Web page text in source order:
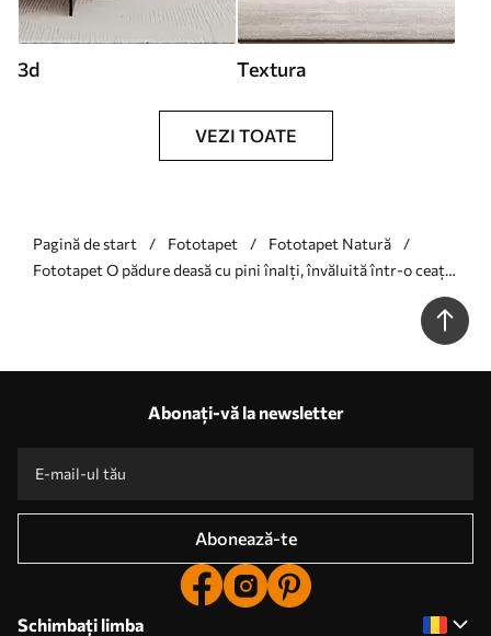
3d Textura
VEZI TOATE
Pagină de start Fototapet
Fototapet Natură
Fototapet O pădure deasă cu pini înalți, învăluită într-o ceață
Abonați-vă la newsletter
Abonează-te
Schimbați limba